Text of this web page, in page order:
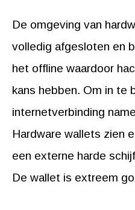
De omgeving van
volledig afgesloten en
het offline waardoor
kans hebben. Om in te
internetverbinding
Hardware wallets zien
een externe harde
De wallet is extreem